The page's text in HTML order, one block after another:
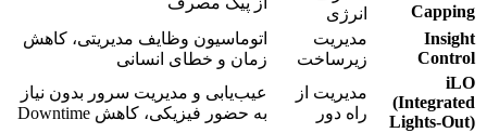
Capping
انرژی
Insight
Control
مدیریت
زیرساخت
اتوماسیون وظایف مدیریتی، کاهش
زمان و خطای انسانی
iLO
(Integrated
Lights-Out)
مدیریت از
راه دور
عیب‌یابی و مدیریت سرور بدون نیاز
به حضور فیزیکی، کاهش Downtime